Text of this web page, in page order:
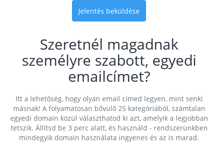
Jelentés beküldése
Szeretnél magadnak
személyre szabott, egyedi
emailcímet?
Itt a lehetőség, hogy olyan email címed legyen, mint senki
másnak! A folyamatosan bővülő 25 kategóriából, számtalan
egyedi domain közül választhatod ki azt, amelyik a legjobban
tetszik. Állítsd be 3 perc alatt, és használd - rendszerünkben
mindegyik domain használata ingyenes és az is marad.